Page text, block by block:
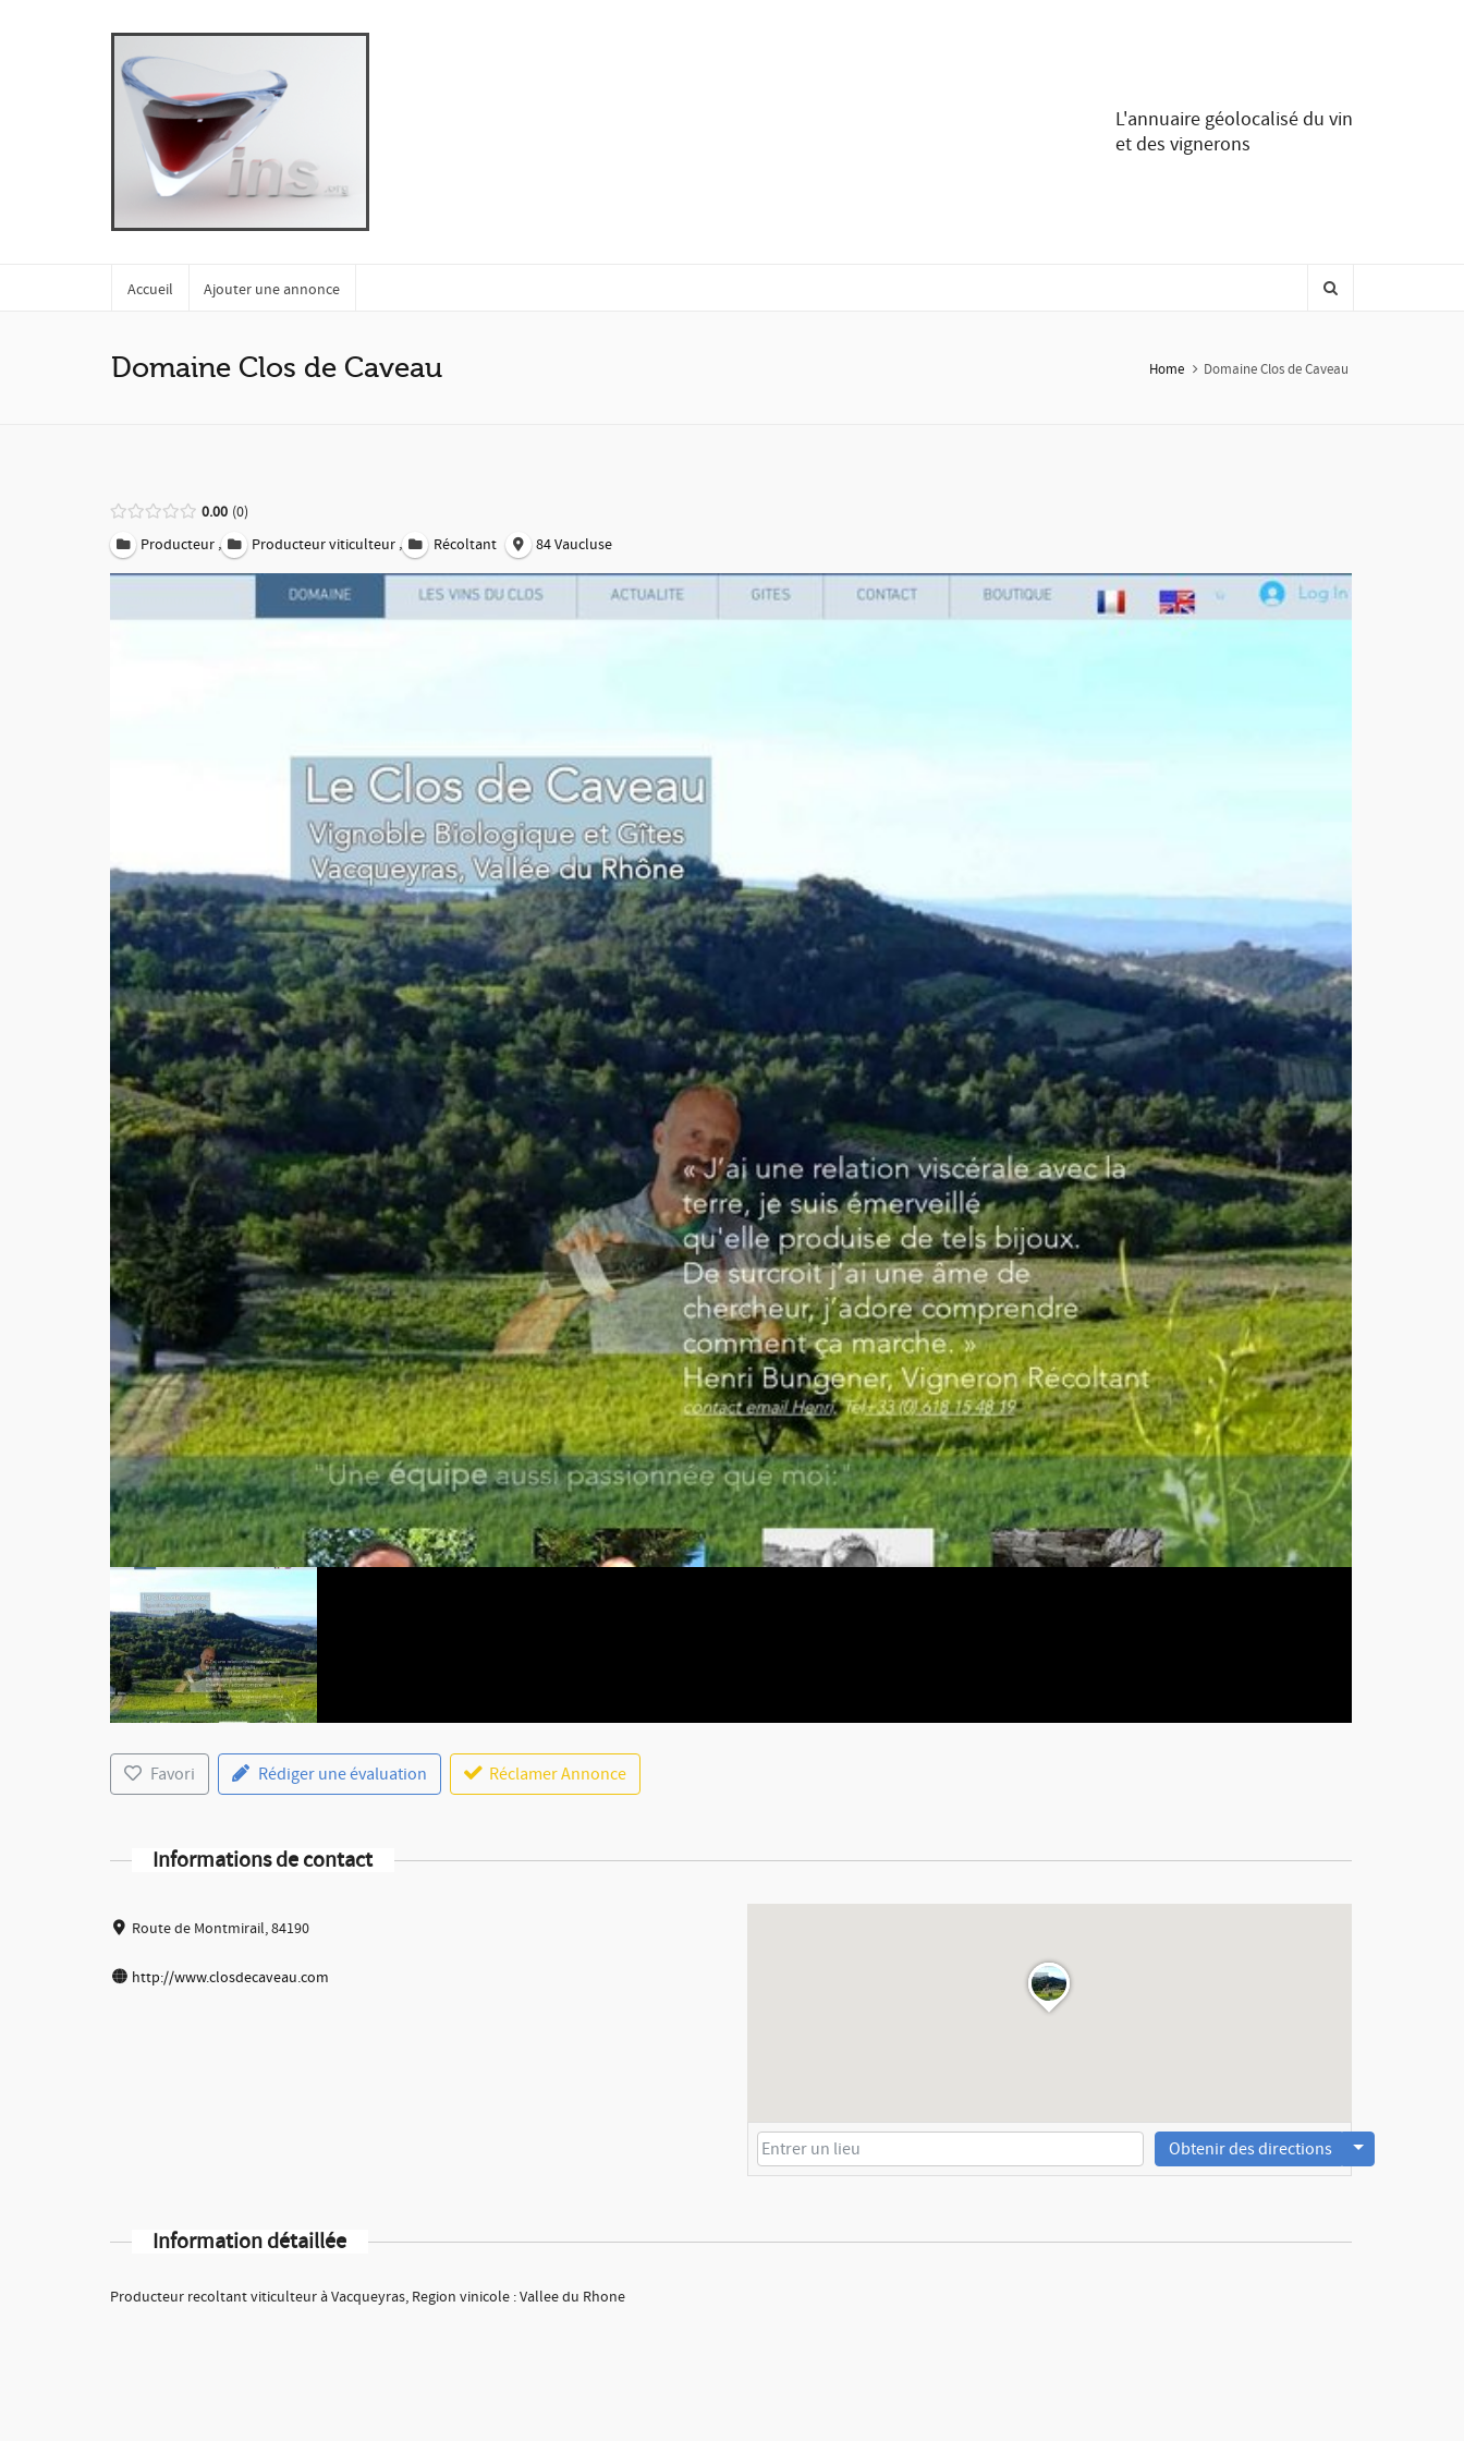
L'annuaire géolocalisé du vin
et des vignerons
Accueil Ajouter une annonce
Domaine Clos de Caveau Home Domaine Clos de Caveau
0.00 0
Producteur , Producteur viticulteur , Récoltant 84 Vaucluse
Favori Rédiger une évaluation Réclamer Annonce
Informations de contact
Route de Montmirail, 84190
http://www.closdecaveau.com
Obtenir des directions
Information détaillée
Producteur recoltant viticulteur à Vacqueyras, Region vinicole : Vallee du Rhone